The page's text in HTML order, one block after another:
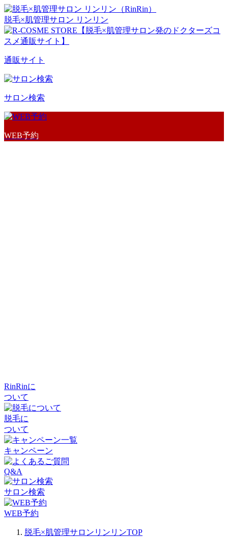
脱毛×肌管理サロン リンリン
通販サイト
サロン検索
WEB予約
RinRinに
ついて
脱毛に
ついて
キャンペーン
Q&A
サロン検索
WEB予約
脱毛×肌管理サロンリンリンTOP